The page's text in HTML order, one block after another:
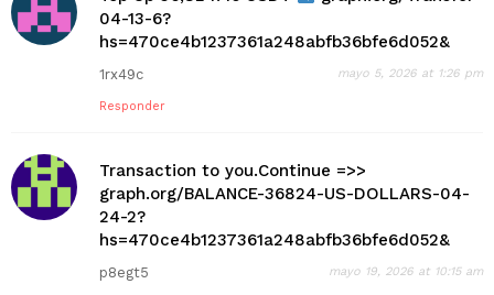
04-13-6?
hs=470ce4b1237361a248abfb36bfe6d052&
mayo 5, 2026 at 1:26 pm
1rx49c
Responder
Transaction to you.Continue =>>
graph.org/BALANCE-36824-US-DOLLARS-04-
24-2?
hs=470ce4b1237361a248abfb36bfe6d052&
mayo 19, 2026 at 10:15 am
p8egt5